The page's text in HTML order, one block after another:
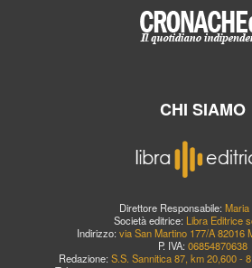
CHI SIAMO
Direttore Responsabile: Maria
Società editrice: Libra Editrice
Indirizzo: via San Martino 177/A 82016
P. IVA: 06854870638
Redazione: S.S. Sannitica 87, km 20,600 -